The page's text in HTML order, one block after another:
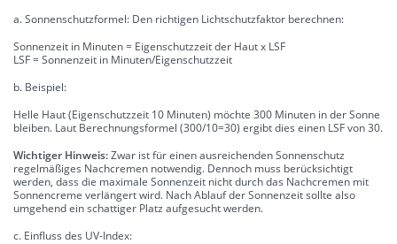
a. Sonnenschutzformel: Den richtigen Lichtschutzfaktor berechnen:
Sonnenzeit in Minuten = Eigenschutzzeit der Haut x LSF
LSF = Sonnenzeit in Minuten/Eigenschutzzeit
b. Beispiel:
Helle Haut (Eigenschutzzeit 10 Minuten) möchte 300 Minuten in der Sonne
bleiben. Laut Berechnungsformel (300/10=30) ergibt dies einen LSF von 30.
Wichtiger Hinweis:Zwar ist für einen ausreichenden Sonnenschutz
regelmäßiges Nachcremen notwendig. Dennoch muss berücksichtigt
werden, dass die maximale Sonnenzeit nicht durch das Nachcremen mit
Sonnencreme verlängert wird. Nach Ablauf der Sonnenzeit sollte also
umgehend ein schattiger Platz aufgesucht werden.
c. Einfluss des UV-Index: